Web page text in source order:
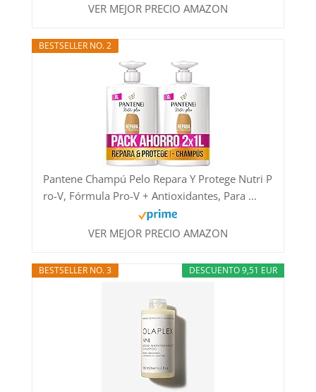
VER MEJOR PRECIO AMAZON
BESTSELLER NO. 2
Pantene Champú Pelo Repara Y Protege Nutri P
ro-V, Fórmula Pro-V + Antioxidantes, Para ...
VER MEJOR PRECIO AMAZON
DESCUENTO 9,51 EUR
BESTSELLER NO. 3